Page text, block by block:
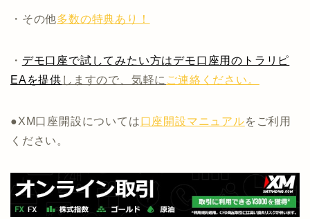
・その他多数の特典あり！
・ デモ口座で試してみたい方はデモ口座用のトラリピ
EAを提供 しますので、気軽に ご連絡ください。
●XM口座開設については口座開設マニュアルをご利用
ください。